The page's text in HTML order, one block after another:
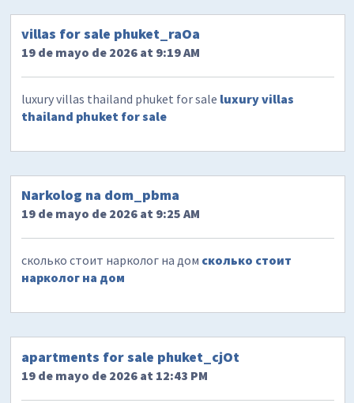
villas for sale phuket_raOa
19 de mayo de 2026 at 9:19 AM
luxury villas thailand phuket for sale luxury villas
thailand phuket for sale
Narkolog na dom_pbma
19 de mayo de 2026 at 9:25 AM
сколько стоит нарколог на дом сколько стоит
нарколог на дом
apartments for sale phuket_cjOt
19 de mayo de 2026 at 12:43 PM